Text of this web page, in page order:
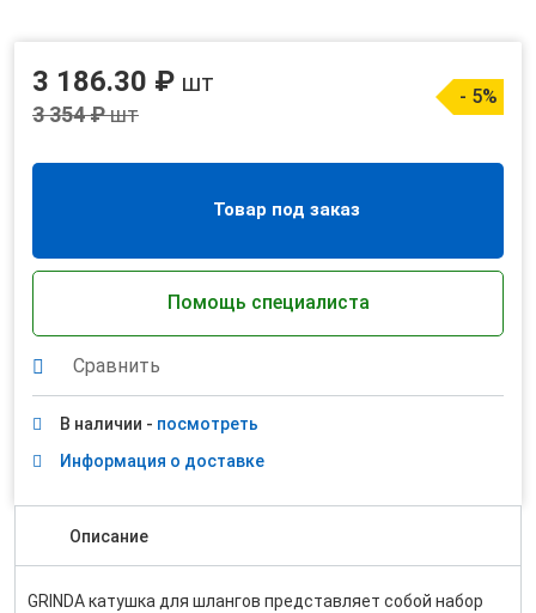
3 186.30 ₽ шт
3 354 ₽шт
- 5%
Товар под заказ
Помощь специалиста
Сравнить
В наличии - посмотреть
Информация о доставке
Описание
GRINDA катушка для шлангов представляет собой набор